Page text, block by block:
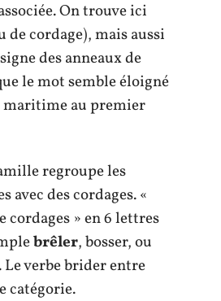
On trouve ici
de cordage), mais aussi
des anneaux de
le mot semble éloigné
maritime au premier
regroupe les
avec des cordages. «
cordages » en 6 lettres
brêler, bosser, ou
Le verbe brider entre
catégorie.